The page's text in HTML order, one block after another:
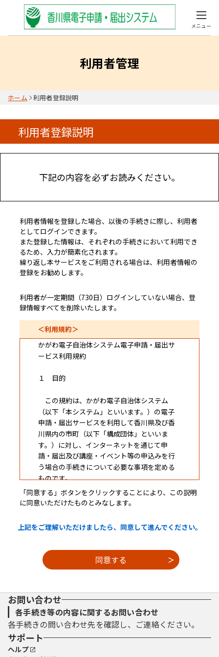
メニュー
利用者管理
ホーム 利用者登録説明
利用者登録説明
下記の内容を必ずお読みください。
利用者情報を登録した場合、以後の手続きに際し、利用者
としてログインできます。
また登録した情報は、それぞれの手続きにおいて利用でき
るため、入力が簡素化されます。
繰り返し本サービスをご利用される場合は、利用者情報の
登録をお勧めします。
利用者が一定期間（730日）ログインしていない場合、登
録情報すべてを削除いたします。
＜利用規約＞
かがわ電子自治体システム電子申請・届出サ
ービス利用規約
１ 目的
この規約は、かがわ電子自治体システム
（以下「本システム」といいます。）の電子
申請・届出サービスを利用して香川県及び香
川県内の市町（以下「構成団体」といいま
す。）に対し、インターネットを通じて申
請・届出及び講座・イベント等の申込みを行
う場合の手続きについて必要な事項を定める
ものです。
本システムを利用して申請・届出等手続を
ことが必要です。このことを前提に、構成団
体は本システムのサービスを提供します。本
よりこの規約に同意することができない場合
は、本システムをご利用いただくことができ
ません。なお、閲覧のみについても、この規
約に同意されたものとみなします。
「同意する」ボタンをクリックすることにより、この説明
に同意いただけたものとみなします。
上記をご理解いただけましたら、同意して進んでください。
お問い合わせ
各手続き等の内容に関するお問い合わせ
各手続きの問い合わせ先を確認し、ご連絡ください。
サポート
ヘルプ